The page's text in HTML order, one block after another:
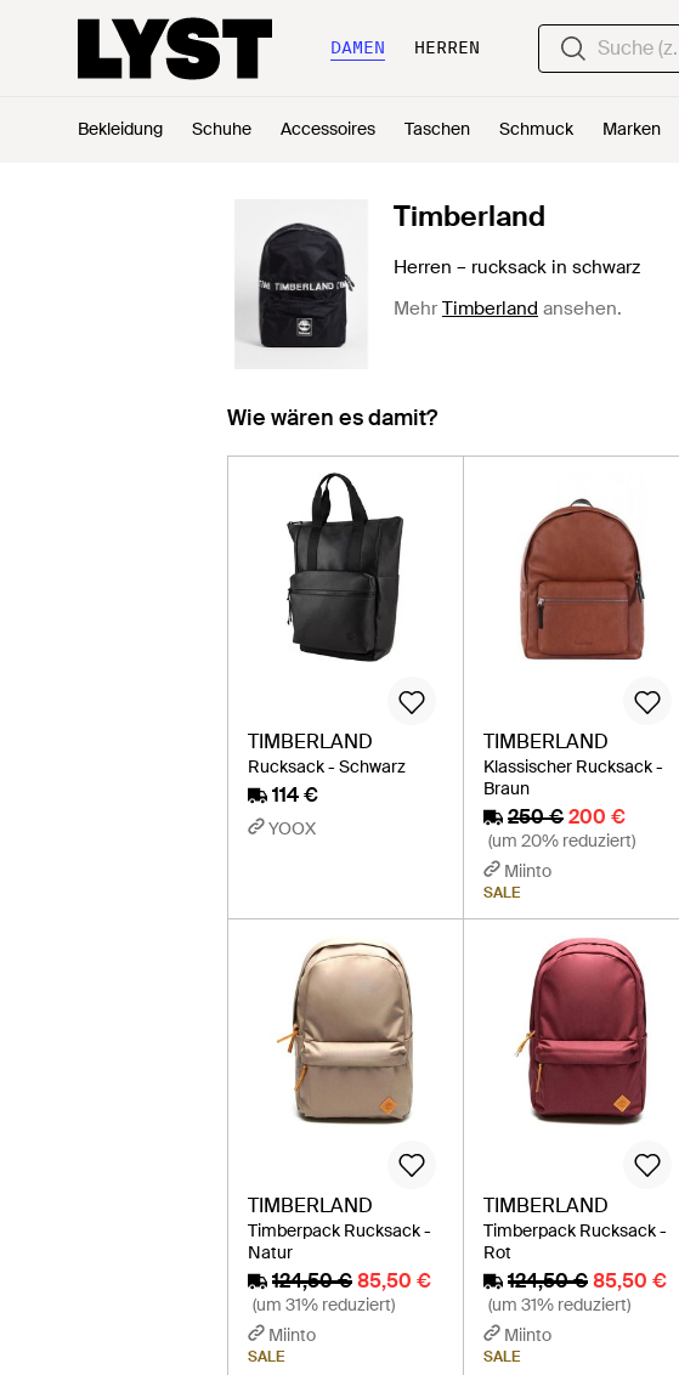
DAMEN HERREN
Bekleidung Schuhe Accessoires Taschen Schmuck Marken
Timberland
Herren – rucksack in schwarz
Mehr Timberland ansehen.
Wie wären es damit?
TIMBERLAND
Rucksack - Schwarz
114 €
YOOX
TIMBERLAND
Klassischer Rucksack -
Braun
250 € 200 €
(um 20% reduziert)
Miinto
SALE
TIMBERLAND
Timberpack Rucksack -
Natur
124,50 €85,50 €
(um 31% reduziert)
Miinto
SALE
TIMBERLAND
Timberpack Rucksack -
Rot
124,50 € 85,50 €
(um 31% reduziert)
Miinto
SALE